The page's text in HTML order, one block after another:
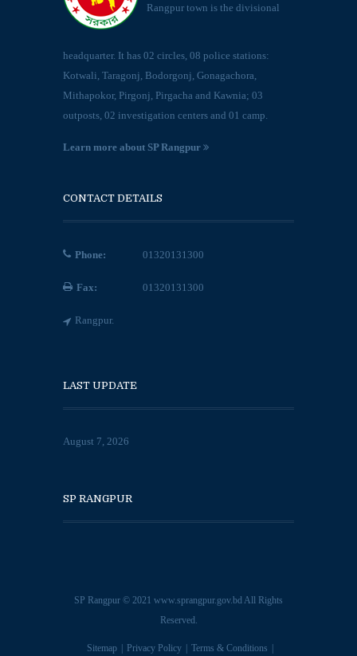
Rangpur town is the divisional
headquarter. It has 02 circles, 08 police stations:
Kotwali, Taragonj, Bodorgonj, Gonagachora,
Mithapokor, Pirgonj, Pirgacha and Kawnia; 03
outposts, 02 investigation centers and 01 camp.
Learn more about SP Rangpur
CONTACT DETAILS
Phone: 01320131300
Fax: 01320131300
Rangpur.
LAST UPDATE
August 7, 2026
SP RANGPUR
SP Rangpur © 2021 www.sprangpur.gov.bd All Rights
Reserved.
Sitemap Privacy Policy Terms & Conditions